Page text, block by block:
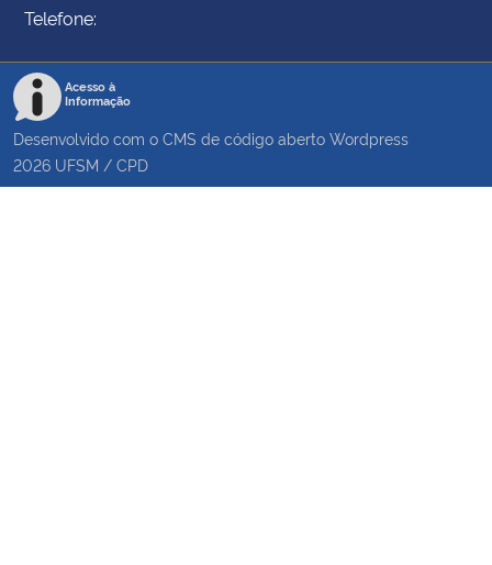
Telefone:
Acesso à
Informação
Desenvolvido com o CMS de código aberto Wordpress
2026 UFSM / CPD